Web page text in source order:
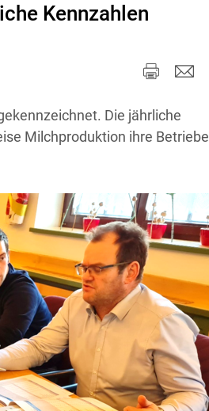
Kennzahlen
Die jährliche
Milchproduktion ihre Betriebe